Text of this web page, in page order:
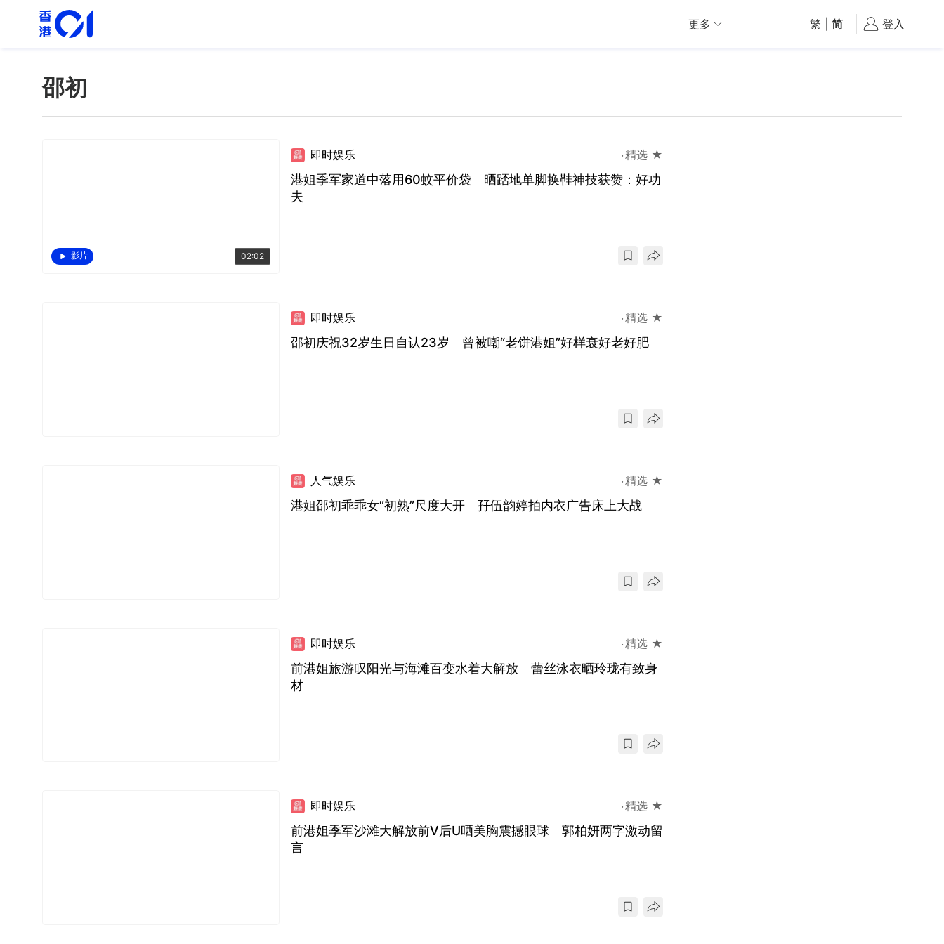
更多 繁 简 登入
邵初
影片 02:02
即时娱乐 精选 ★
港姐季军家道中落用60蚊平价袋 晒踎地单脚换鞋神技获赞：好功
夫
即时娱乐 精选 ★
邵初庆祝32岁生日自认23岁 曾被嘲“老饼港姐”好样衰好老好肥
人气娱乐 精选 ★
港姐邵初乖乖女“初熟”尺度大开 孖伍韵婷拍内衣广告床上大战
即时娱乐 精选 ★
前港姐旅游叹阳光与海滩百变水着大解放 蕾丝泳衣晒玲珑有致身
材
即时娱乐 精选 ★
前港姐季军沙滩大解放前V后U晒美胸震撼眼球 郭柏妍两字激动留
言